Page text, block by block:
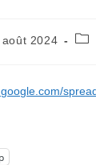
2024